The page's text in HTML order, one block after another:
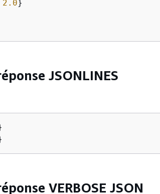
2.0}
JSONLINES
VERBOSE JSON